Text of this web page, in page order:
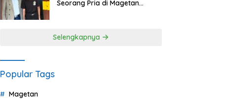
Seorang Pria di Magetan
Selengkapnya
Popular Tags
Magetan